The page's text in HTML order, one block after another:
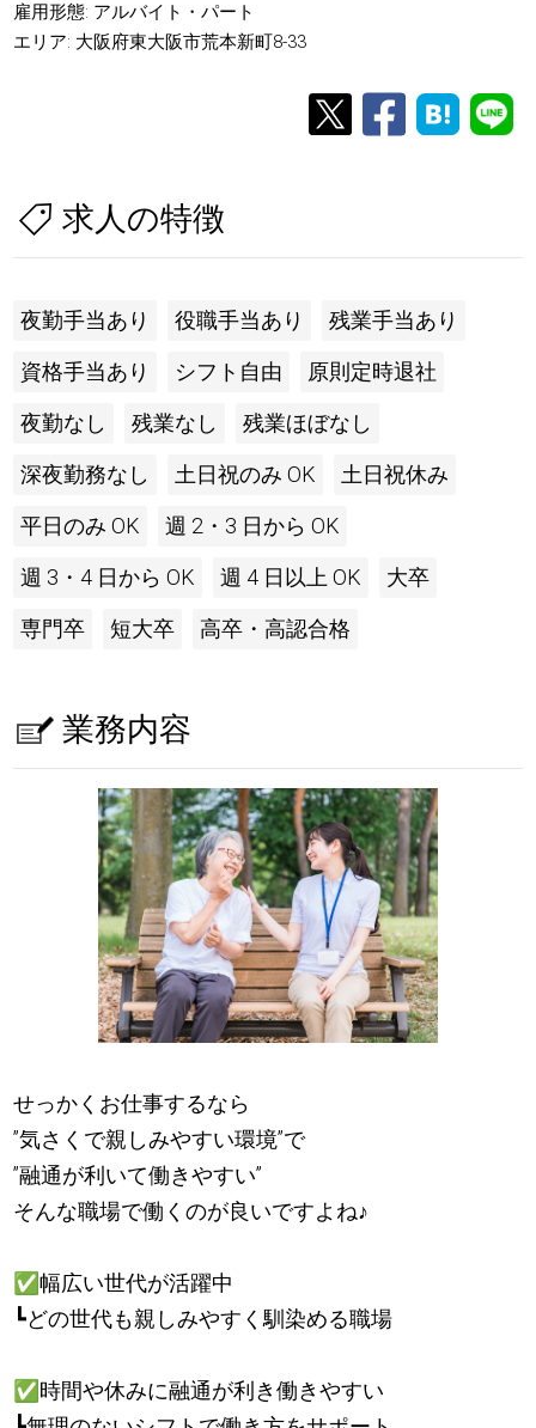
雇用形態: アルバイト・パート
エリア: 大阪府東大阪市荒本新町8-33
求人の特徴
夜勤手当あり 役職手当あり 残業手当あり
資格手当あり シフト自由 原則定時退社
夜勤なし 残業なし 残業ほぼなし
深夜勤務なし 土日祝のみ OK 土日祝休み
平日のみ OK 週 2・3 日から OK
週 3・4 日から OK 週 4 日以上 OK 大卒
専門卒 短大卒 高卒・高認合格
業務内容
せっかくお仕事するなら
”気さくで親しみやすい環境”で
”融通が利いて働きやすい”
そんな職場で働くのが良いですよね♪
✅幅広い世代が活躍中
┗どの世代も親しみやすく馴染める職場
✅時間や休みに融通が利き働きやすい